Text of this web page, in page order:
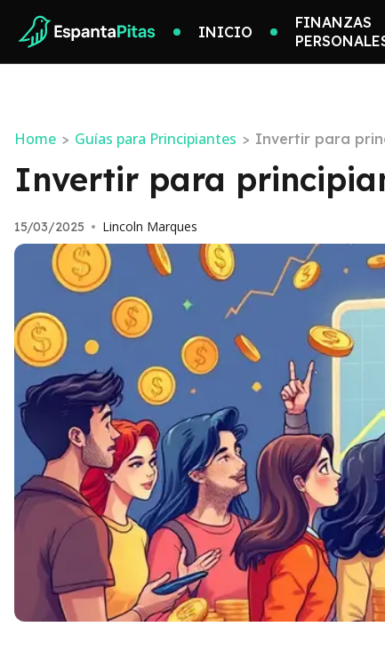
INICIO
FINANZAS
Home > Guías para Principiantes > Invertir para
Invertir para
15/03/2025 • Lincoln Marques